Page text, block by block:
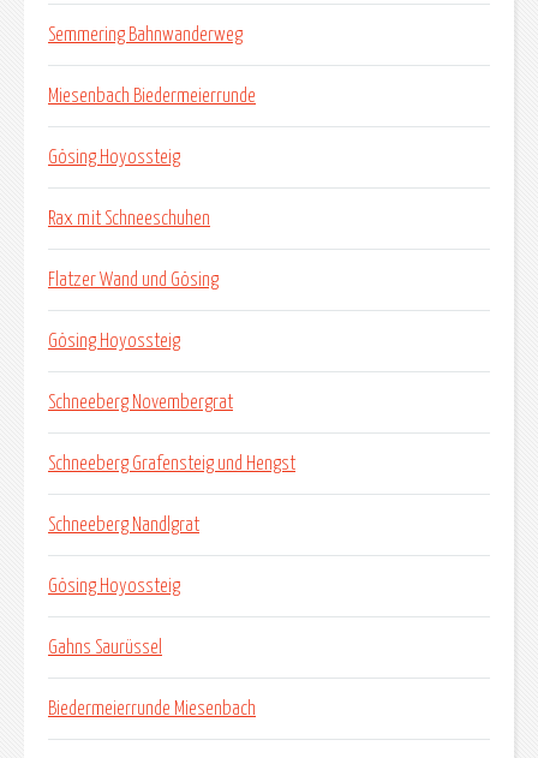
Semmering Bahnwanderweg
Miesenbach Biedermeierrunde
Gösing Hoyossteig
Rax mit Schneeschuhen
Flatzer Wand und Gösing
Gösing Hoyossteig
Schneeberg Novembergrat
Schneeberg Grafensteig und Hengst
Schneeberg Nandlgrat
Gösing Hoyossteig
Gahns Saurüssel
Biedermeierrunde Miesenbach